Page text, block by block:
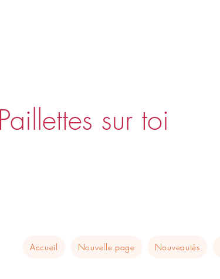
sur toi
Accueil Nouvelle page Nouveautés